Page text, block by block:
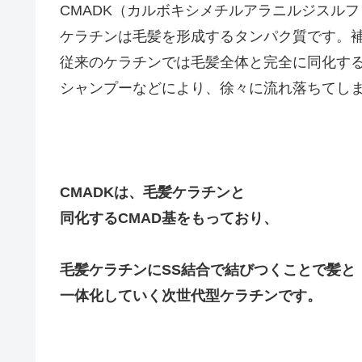
CMADK（カルボキシメチルアラニルジスル
ケラチンは毛髪を形成するタンパク質です。
従来のケラチンでは毛髪全体と完全に同化す
シャンプーなどにより、徐々に流れ落ちてし
CMADKは、毛髪ケラチンと
同化するCMAD基をもっており、
毛髪ケラチンにSS結合で結びつくことで髪と
一体化していく次世代型ケラチンです。